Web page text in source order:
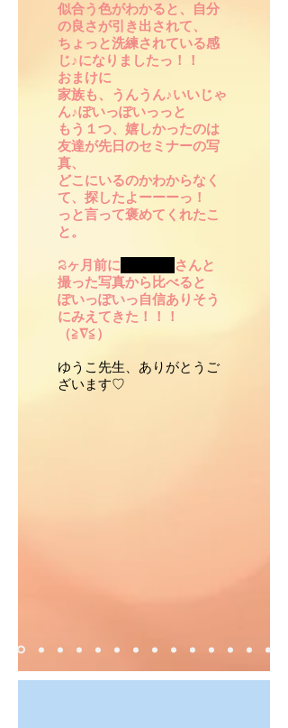
似合う色がわかると、自分
の良さが引き出されて、
ちょっと洗練されている感
じ♪になりましたっ！！
おまけに
家族も、うんうん♪いいじゃ
ん♪ぽいっぽいっ️っと
もう１つ、嬉しかったのは
友達が先日のセミナーの写
真、
どこにいるのかわからなく
て、探したよーーーっ！
っと言って褒めてくれたこ
と。
2ヶ月前に
さんと
撮った写真から比べると
ぽいっぽいっ自信ありそう
にみえてきた！！！
（≧∇≦）
ゆうこ先生、ありがとうご
ざいます♡